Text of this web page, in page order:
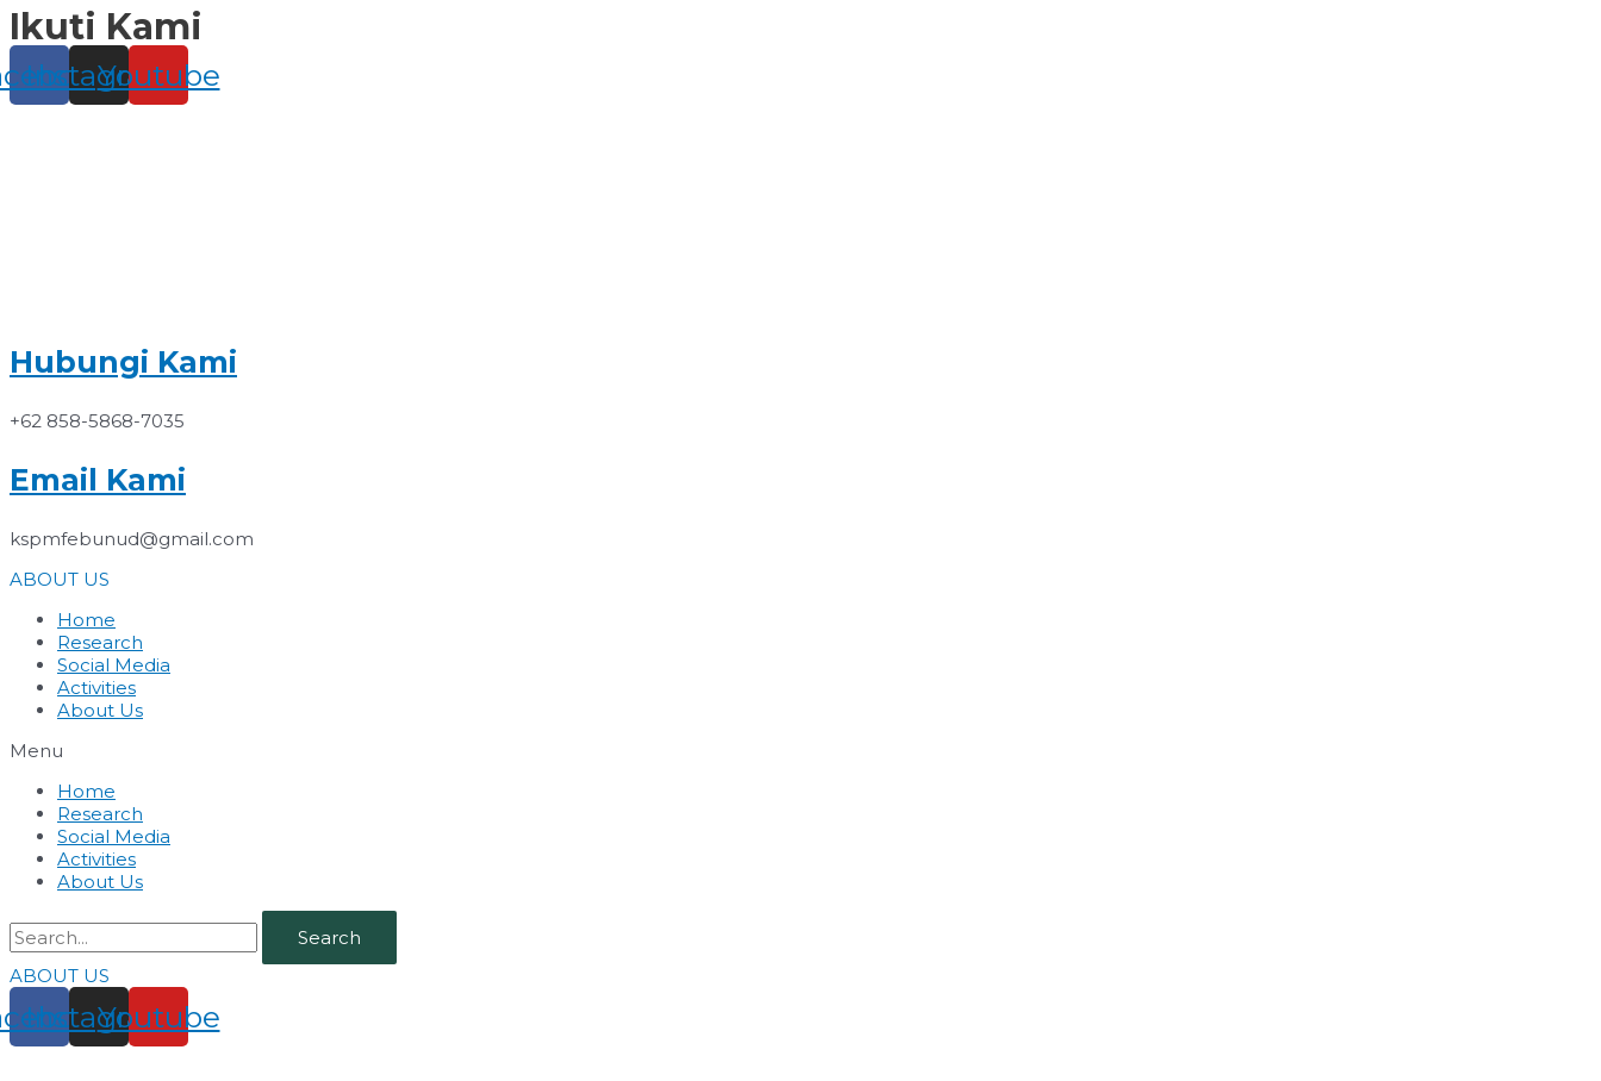
Skip
to
content
Ikuti Kami
Instagram
Youtube
Hubungi Kami
+62 858-5868-7035
Email Kami
kspmfebunud@gmail.com
ABOUT US
Home
Research
Social Media
Activities
About Us
Menu
Home
Research
Social Media
Activities
About Us
Search
ABOUT US
Instagram
Youtube